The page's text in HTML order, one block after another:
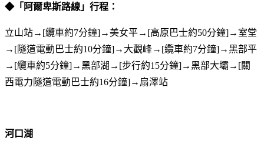
◆「阿爾卑斯路線」行程：
立山站→[纜車約7分鐘]→美女平→[高原巴士約50分鐘]→室堂
→[隧道電動巴士約10分鐘]→大觀峰→[纜車約7分鐘]→黑部平
→[纜車約5分鐘]→黑部湖→[步行約15分鐘]→黑部大壩→[關
西電力隧道電動巴士約16分鐘]→扇澤站
河口湖